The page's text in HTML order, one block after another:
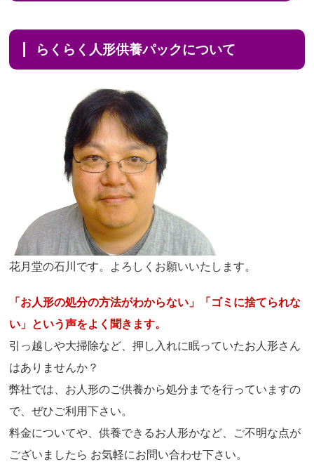
らくらく人形供養パックについて
花月堂の石川です。よろしくお願いいたします。
「お人形の処分の方法がわからない」「ゴミに捨てられな
い」という声をよく聞きます。
引っ越しや大掃除など、押し入れに眠っていたお人形さん
はありませんか？
弊社では、お人形のご供養から処分までを行っていますの
で、ぜひご利用下さい。
料金についてや、供養できるお人形かなど、ご不明な点が
ございましたら お気軽にお問い合わせ下さい。